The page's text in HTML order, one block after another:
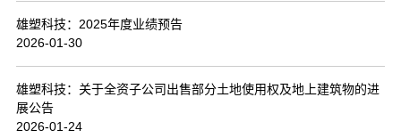
雄塑科技：2025年度业绩预告
2026-01-30
雄塑科技：关于全资子公司出售部分土地使用权及地上建筑物的进
展公告
2026-01-24